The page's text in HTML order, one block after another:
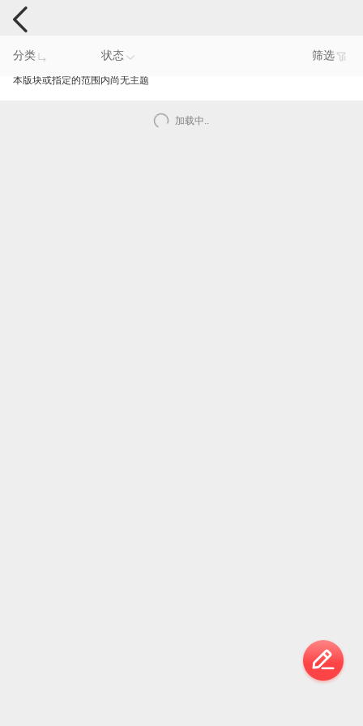
智能产品反馈
分类 状态 筛选
本版块或指定的范围内尚无主题
加载中..